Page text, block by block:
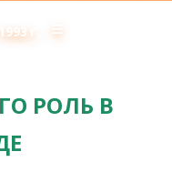
1993 г. ≡
РОЛЬ В